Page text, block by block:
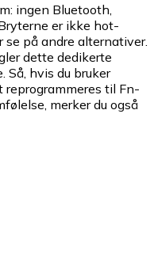
ingen Bluetooth,
er ikke hot-
på andre alternativer.
dette dedikerte
Så, hvis du bruker
til Fn-
merker du også